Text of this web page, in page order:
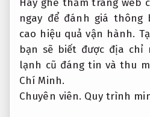
Hãy ghé thăm trang web
ngay để đánh giá thông
cao hiệu quả vận hành.
bạn sẽ biết được địa
lạnh cũ đáng tin và thu
Chí Minh.
Chuyên viên. Quy trình